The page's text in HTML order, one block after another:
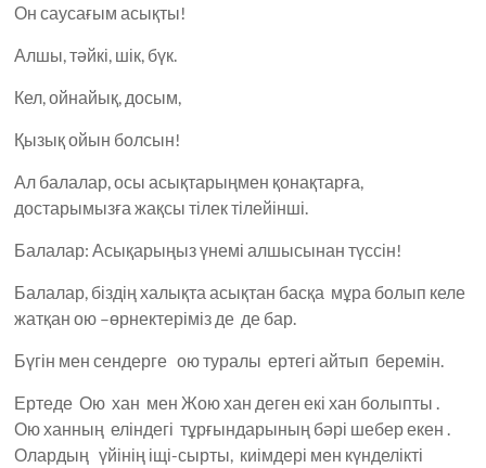
Он саусағым асықты!
Алшы, тәйкі, шік, бүк.
Кел, ойнайық, досым,
Қызық ойын болсын!
Ал балалар, осы асықтарыңмен қонақтарға,
достарымызға жақсы тілек тілейінші.
Балалар: Асықарыңыз үнемі алшысынан түссін!
Балалар, біздің халықта асықтан басқа мұра болып келе
жатқан ою –өрнектеріміз де де бар.
Бүгін мен сендерге ою туралы ертегі айтып беремін.
Ертеде Ою хан мен Жою хан деген екі хан болыпты .
Ою ханның еліндегі тұрғындарының бәрі шебер екен .
Олардың үйінің іщі-сырты, киімдері мен күнделікті